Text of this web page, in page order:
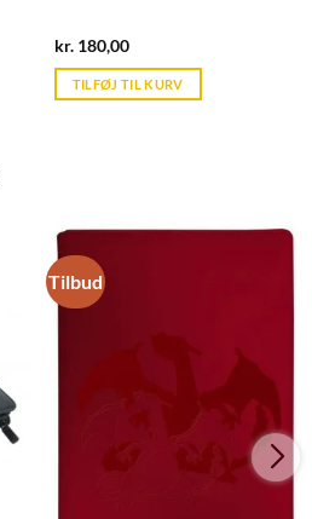
kr.180,00Current
is:
kr. 39,95.
TILFØJ TIL KURV
Tilbud